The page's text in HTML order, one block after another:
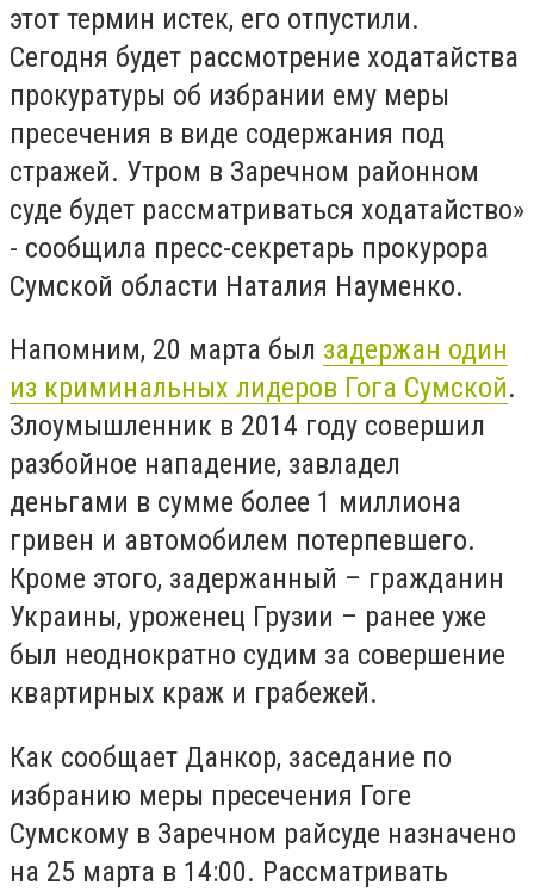
этот термин истек, его отпустили.
Сегодня будет рассмотрение ходатайства
прокуратуры об избрании ему меры
пресечения в виде содержания под
стражей. Утром в Заречном районном
суде будет рассматриваться ходатайство»
- сообщила пресс-секретарь прокурора
Сумской области Наталия Науменко.
Напомним, 20 марта был задержан один
из криминальных лидеров Гога Сумской.
Злоумышленник в 2014 году совершил
разбойное нападение, завладел
деньгами в сумме более 1 миллиона
гривен и автомобилем потерпевшего.
Кроме этого, задержанный – гражданин
Украины, уроженец Грузии – ранее уже
был неоднократно судим за совершение
квартирных краж и грабежей.
Как сообщает Данкор, заседание по
избранию меры пресечения Гоге
Сумскому в Заречном райсуде назначено
на 25 марта в 14:00. Рассматривать